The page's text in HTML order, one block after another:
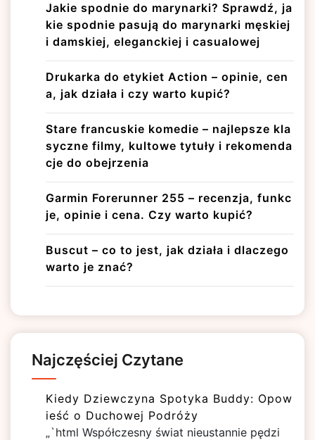
Jakie spodnie do marynarki? Sprawdź, ja
kie spodnie pasują do marynarki męskiej
i damskiej, eleganckiej i casualowej
Drukarka do etykiet Action – opinie, cen
a, jak działa i czy warto kupić?
Stare francuskie komedie – najlepsze kla
syczne filmy, kultowe tytuły i rekomenda
cje do obejrzenia
Garmin Forerunner 255 – recenzja, funkc
je, opinie i cena. Czy warto kupić?
Buscut – co to jest, jak działa i dlaczego
warto je znać?
Najczęściej Czytane
Kiedy Dziewczyna Spotyka Buddy: Opow
ieść o Duchowej Podróży
„`html Współczesny świat nieustannie pędzi